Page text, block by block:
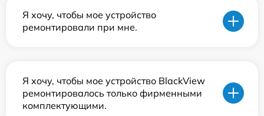
Я хочу, чтобы мое устройство
ремонтировали при мне.
Я хочу, чтобы мое устройство BlackView
ремонтировалось только фирменными
комплектующими.